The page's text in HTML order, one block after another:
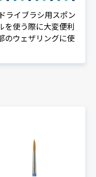
ライブラシ用スポン
を使う際に大変便利
のウェザリングに使